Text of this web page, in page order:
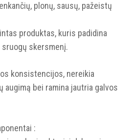
plonų, sausų, pažeistų
produktas, kuris padidina
skersmenį.
konsistencijos, nereikia
augimą bei ramina jautria galvos
: